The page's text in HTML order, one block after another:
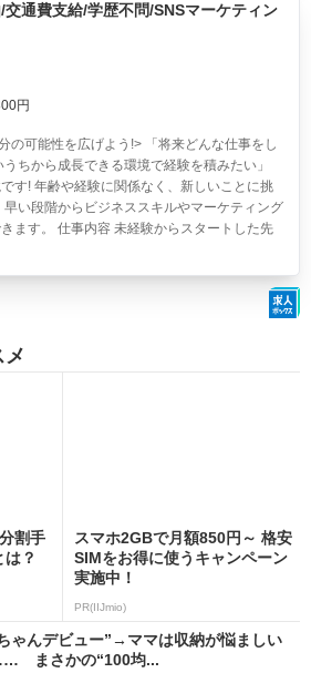
通費支給/学歴不問/SNSマーケティン
円
の可能性を広げよう!> 「将来どんな仕事をし
ちから成長できる環境で経験を積みたい」
す! 年齢や経験に関係なく、新しいことに挑
い段階からビジネススキルやマーケティング
ます。 仕事内容 未経験からスタートした先
割手
？
スマホ2GBで月額850円～ 格安
SIMをお得に使うキャンペーン
実施中！
PR(IIJmio)
ゃんデビュー”→ママは収納が悩ましい
まさかの“100均...